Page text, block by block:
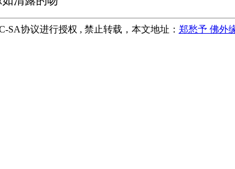
SA协议进行授权 , 禁止转载，本文地址： 郑愁予 佛外